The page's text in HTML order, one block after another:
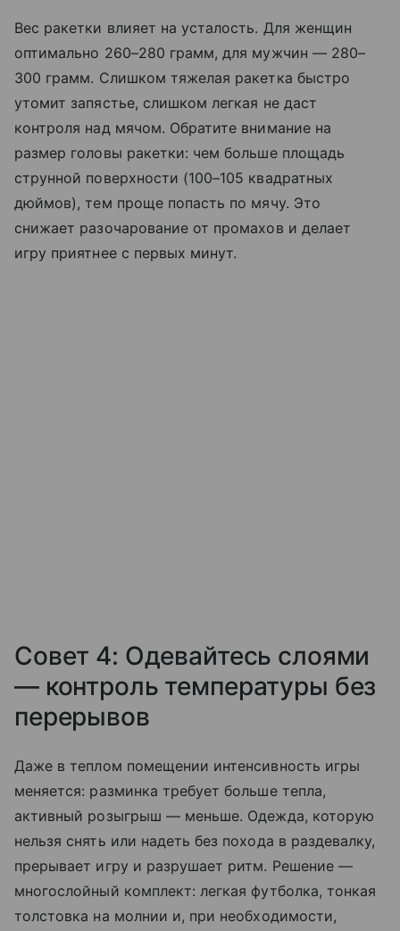
Вес ракетки влияет на усталость. Для женщин
оптимально 260–280 грамм, для мужчин — 280–
300 грамм. Слишком тяжелая ракетка быстро
утомит запястье, слишком легкая не даст
контроля над мячом. Обратите внимание на
размер головы ракетки: чем больше площадь
струнной поверхности (100–105 квадратных
дюймов), тем проще попасть по мячу. Это
снижает разочарование от промахов и делает
игру приятнее с первых минут.
Совет 4: Одевайтесь слоями
— контроль температуры без
перерывов
Даже в теплом помещении интенсивность игры
меняется: разминка требует больше тепла,
активный розыгрыш — меньше. Одежда, которую
нельзя снять или надеть без похода в раздевалку,
прерывает игру и разрушает ритм. Решение —
многослойный комплект: легкая футболка, тонкая
толстовка на молнии и, при необходимости,